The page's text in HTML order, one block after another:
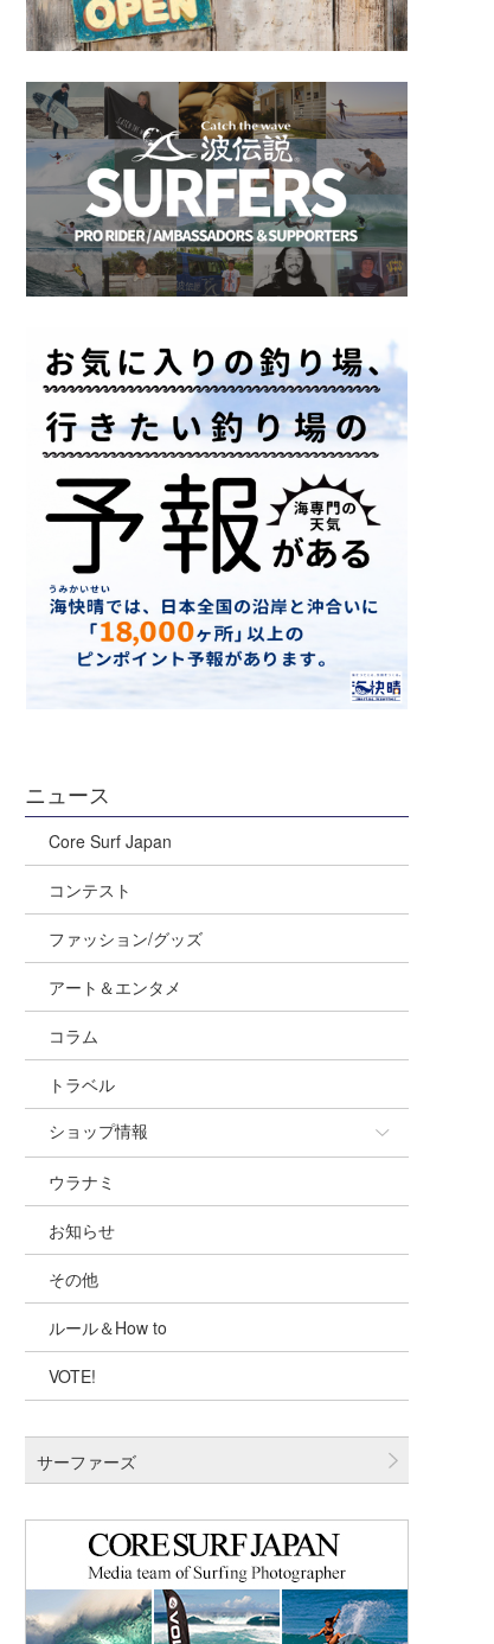
ニュース
Core Surf Japan
コンテスト
ファッション/グッズ
アート＆エンタメ
コラム
トラベル
ショップ情報
ショップ情報
湘南
千葉北
伊豆
千葉南
四国
沖縄
ウラナミ
お知らせ
その他
ルール＆How to
VOTE!
サーファーズ